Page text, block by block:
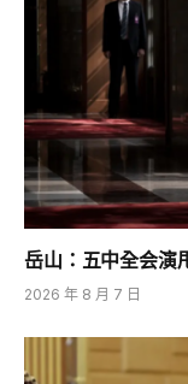
岳山：五中全会演
2026 年 8 月 7 日